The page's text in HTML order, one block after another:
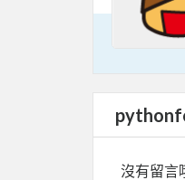
沒有留言